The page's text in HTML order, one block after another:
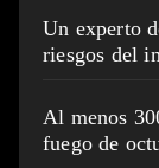
Un experto
riesgos del
Al menos
fuego de